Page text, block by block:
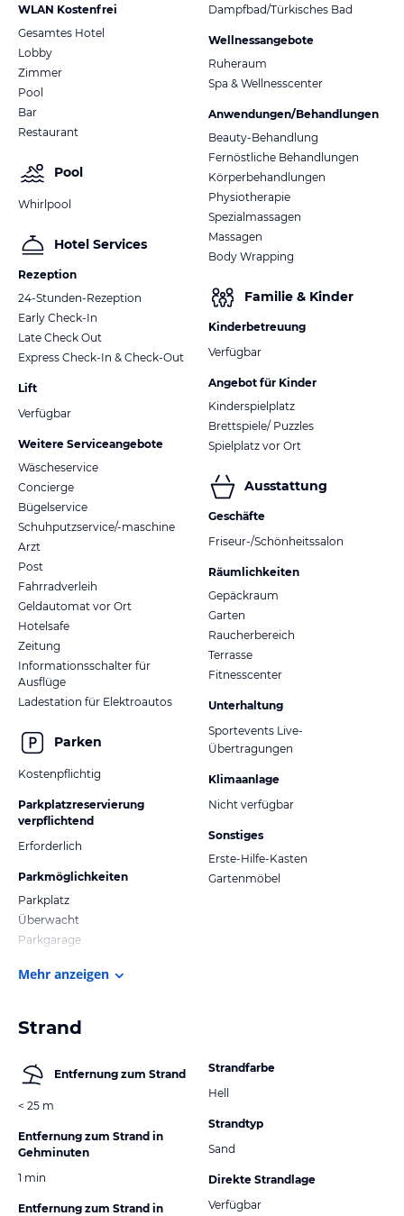
WLAN Kostenfrei
Gesamtes Hotel
Lobby
Zimmer
Pool
Bar
Restaurant
Pool
Whirlpool
Hotel Services
Rezeption
24-Stunden-Rezeption
Early Check-In
Late Check Out
Express Check-In & Check-Out
Lift
Verfügbar
Weitere Serviceangebote
Wäscheservice
Concierge
Bügelservice
Schuhputzservice/-maschine
Arzt
Post
Fahrradverleih
Geldautomat vor Ort
Hotelsafe
Zeitung
Informationsschalter für
Ausflüge
Ladestation für Elektroautos
Parken
Kostenpflichtig
Parkplatzreservierung
verpflichtend
Erforderlich
Parkmöglichkeiten
Parkplatz
Überwacht
Parkgarage
Dampfbad/Türkisches Bad
Wellnessangebote
Ruheraum
Spa & Wellnesscenter
Anwendungen/Behandlungen
Beauty-Behandlung
Fernöstliche Behandlungen
Körperbehandlungen
Physiotherapie
Spezialmassagen
Massagen
Body Wrapping
Familie & Kinder
Kinderbetreuung
Verfügbar
Angebot für Kinder
Kinderspielplatz
Brettspiele/ Puzzles
Spielplatz vor Ort
Ausstattung
Geschäfte
Friseur-/Schönheitssalon
Räumlichkeiten
Gepäckraum
Garten
Raucherbereich
Terrasse
Fitnesscenter
Unterhaltung
Sportevents Live-
Übertragungen
Klimaanlage
Nicht verfügbar
Sonstiges
Erste-Hilfe-Kasten
Gartenmöbel
Mehr anzeigen
Strand
Entfernung zum Strand
< 25 m
Entfernung zum Strand in
Gehminuten
1 min
Entfernung zum Strand in
Strandfarbe
Hell
Strandtyp
Sand
Direkte Strandlage
Verfügbar